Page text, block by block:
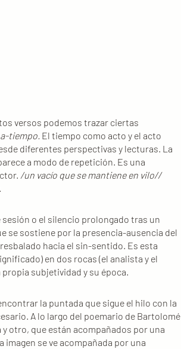
versos podemos trazar ciertas
tiempo. El tiempo como acto y el acto
diferentes perspectivas y lecturas. La
a modo de repetición. Es una
/un vacío que se mantiene en vilo//
o el silencio prolongado tras un
se sostiene por la presencia-ausencia del
hacia el sin-sentido. Es esta
en dos rocas (el analista y el
subjetividad y su época.
la puntada que sigue el hilo con la
A lo largo del poemario de Bartolomé
otro, que están acompañados por una
se ve acompañada por una